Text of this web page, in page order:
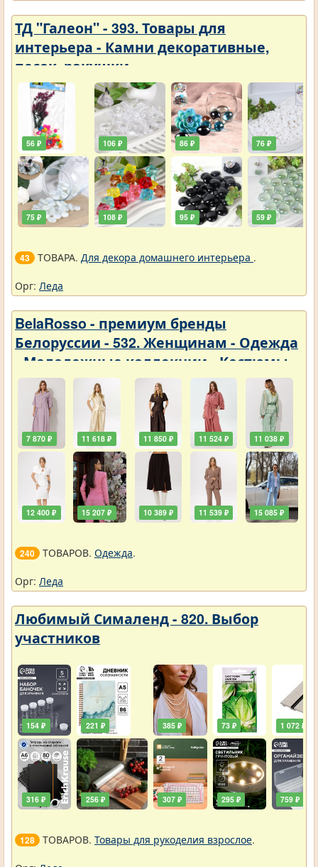
ТД "Галеон" - 393. Товары для
интерьера - Камни декоративные,
песок, ракушки
56 ₽
75 ₽
106 ₽
108 ₽
86 ₽
95 ₽
76 ₽
59 ₽
43 ТОВАРА. Для декора домашнего интерьера .
Орг: Леда
BelaRosso - премиум бренды
Белоруссии - 532. Женщинам - Одежда
- Молодежные коллекции - Костюмы
7 870 ₽
12 400 ₽
11 618 ₽
15 207 ₽
11 850 ₽
10 389 ₽
11 524 ₽
11 539 ₽
11 038 ₽
15 085 ₽
240 ТОВАРОВ. Одежда.
Орг: Леда
Любимый Сималенд - 820. Выбор
участников
154 ₽
316 ₽
221 ₽
256 ₽
385 ₽
307 ₽
73 ₽
295 ₽
1 072 ₽
759 ₽
128 ТОВАРОВ. Товары для рукоделия взрослое.